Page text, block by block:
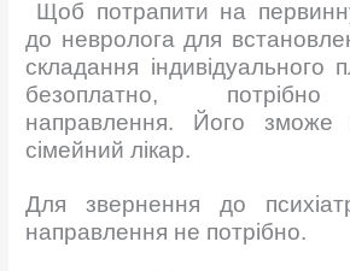
Щоб потрапити на
до невролога для
складання індивідуального
безоплатно, потрібно
направлення. Його зможе
сімейний лікар.
Для звернення до
направлення не потрібно.